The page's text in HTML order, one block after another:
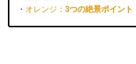
・ オレンジ： 3つの絶景ポイント